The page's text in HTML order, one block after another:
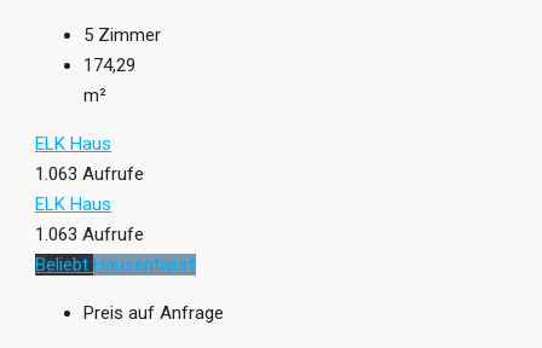
5 Zimmer
174,29
m²
ELK Haus
1.063 Aufrufe
ELK Haus
1.063 Aufrufe
Beliebt Hausentwurf
Preis auf Anfrage